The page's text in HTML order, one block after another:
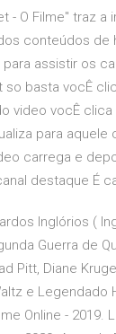
- O Filme" traz a
conteúdos de
assistir os
so basta vocÊ
video vocÊ
para aquele
carrega e
destaque É
Inglórios (
Guerra de
Pitt, Diane
e Legendado
Online - 2019.